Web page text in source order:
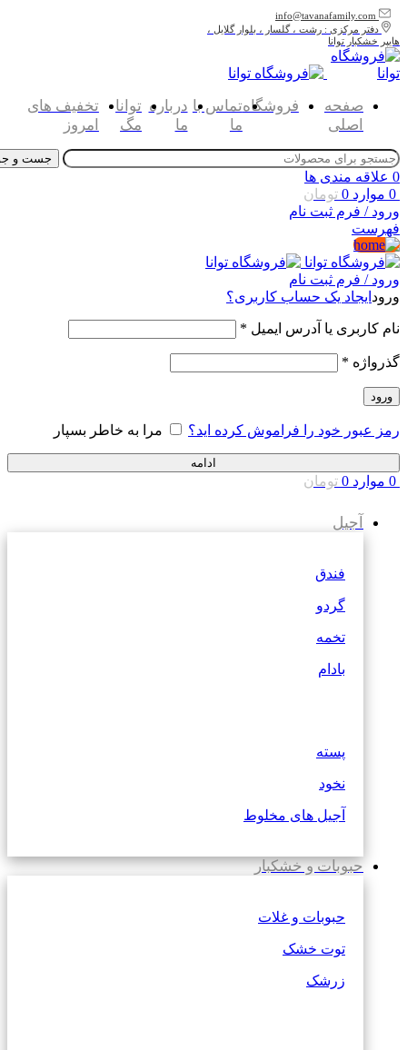
دفتر مرکزی : رشت ، گلسار ، بلوار گلایل ،
هایپر خشکبار توانا
صفحه
اصلی
فروشگاهتماس با
ما
درباره
ما
توانا
مگ
تخفیف های
امروز
جست و
0 علاقه مندی ها
0 موارد 0 تومان
ورود / فرم ثبت نام
فهرست
ورود / فرم ثبت نام
ورود ایجاد یک حساب کاربری؟
نام کاربری یا آدرس ایمیل *
گذرواژه *
ورود
رمز عبور خود را فراموش کرده اید؟ مرا به خاطر بسپار
ادامه
0 موارد 0 تومان
آجیل
فندق
گردو
تخمه
بادام
پسته
نخود
آجیل های مخلوط
حبوبات و خشکبار
حبوبات و غلات
توت خشک
زرشک